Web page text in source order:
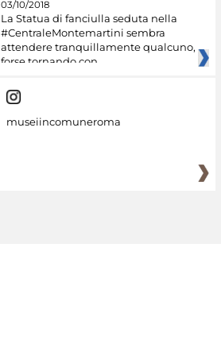
03/10/2018
La Statua di fanciulla seduta nella
#CentraleMontemartini sembra
attendere tranquillamente qualcuno,
forse tornando con
museiincomuneroma